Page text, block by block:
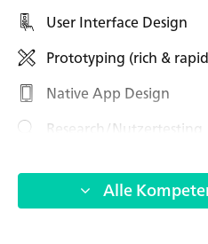
User Interface Design
Prototyping (rich &
Native App Design
Research/Nutzertesting
Styleguide-Entwicklung
Alle